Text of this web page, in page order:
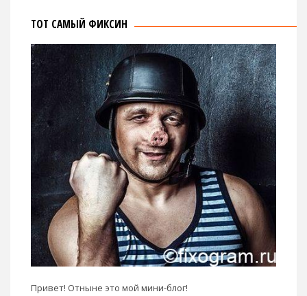
ТОТ САМЫЙ ФИКСИН
Привет! Отныне это мой мини-блог!